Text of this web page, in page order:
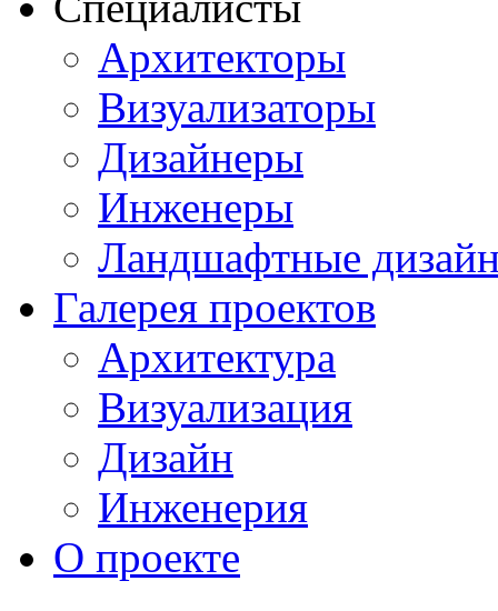
Архитекторы
Визуализаторы
Дизайнеры
Инженеры
Ландшафтные
Галерея проектов
Архитектура
Визуализация
Дизайн
Инженерия
О проекте